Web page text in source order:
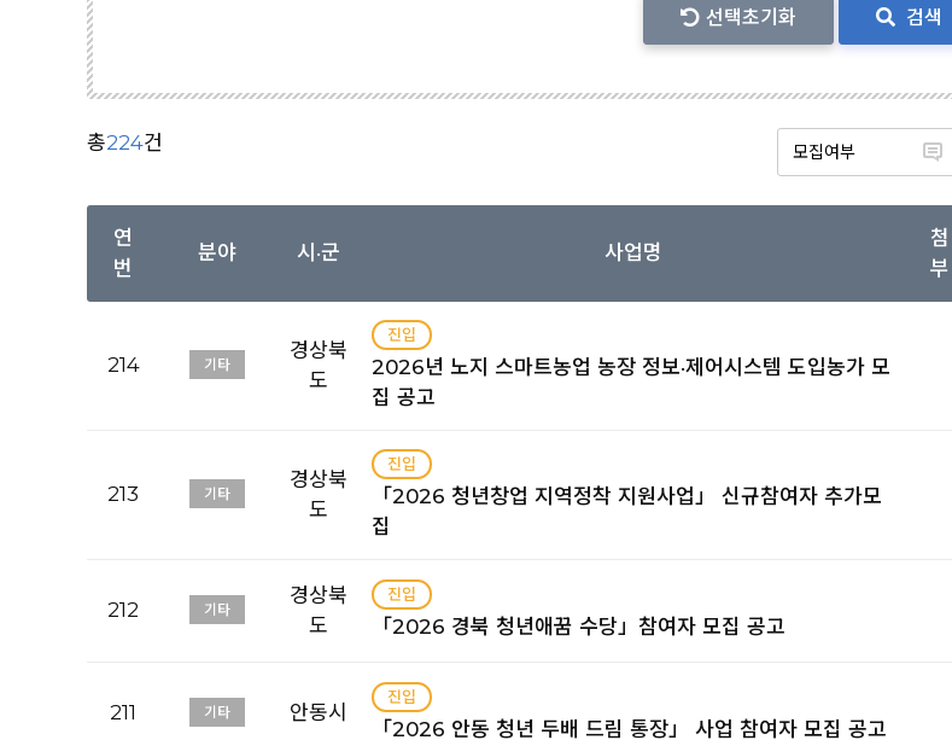
선택초기화 검색
총224건
연
번
분야 시·군 사업명
첨
부
214 기타
경상북
도
진입
2026년 노지 스마트농업 농장 정보·제어시스템 도입농가 모
집 공고
213 기타
경상북
도
진입
「2026 청년창업 지역정착 지원사업」 신규참여자 추가모
집
212 기타
경상북
도
진입
「2026 경북 청년애꿈 수당」참여자 모집 공고
211 기타 안동시
진입
「2026 안동 청년 두배 드림 통장」 사업 참여자 모집 공고